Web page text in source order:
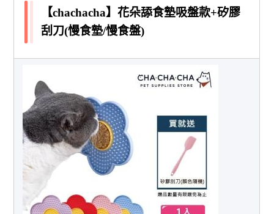
【chachacha】花朵舔食墊吸盤款+矽膠
刮刀(慢食墊/慢食盤)